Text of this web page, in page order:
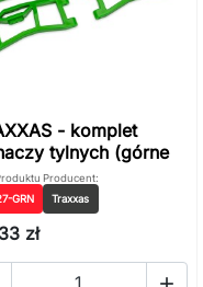
- komplet
tylnych (górne
GRN
Producent:
Traxxas
zł